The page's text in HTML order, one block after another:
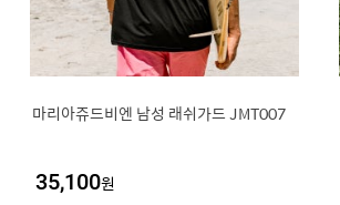
마리아쥬드비엔 남성 래쉬가드 JMT007
35,100원